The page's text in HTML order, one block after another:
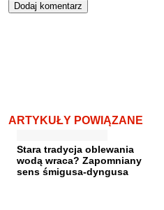
ARTYKUŁY POWIĄZANE
Stara tradycja oblewania
wodą wraca? Zapomniany
sens śmigusa-dyngusa